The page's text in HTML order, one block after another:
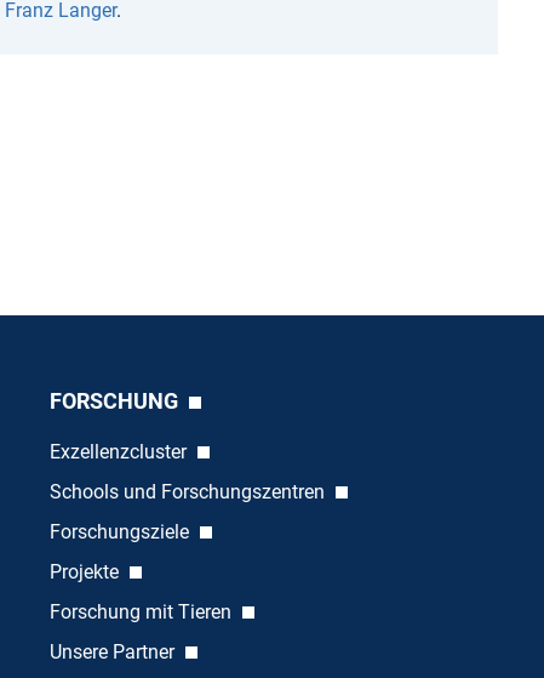
Franz Langer.
FORSCHUNG
Exzellenzcluster
Schools und Forschungszentren
Forschungsziele
Projekte
Forschung mit Tieren
Unsere Partner